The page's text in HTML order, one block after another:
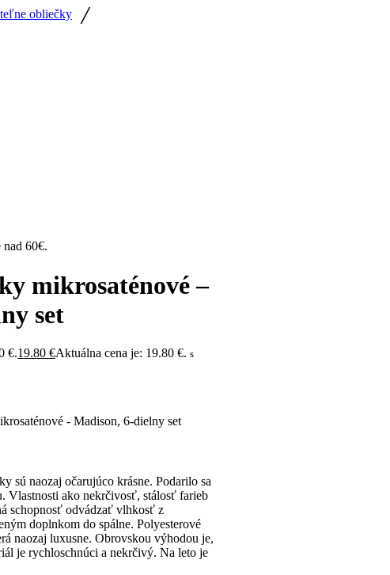
obliečky /
60€.
mikrosaténové –
set
€.19.80 €Aktuálna cena je: 19.80 €. s
- Madison, 6-dielny set
sú naozaj očarujúco krásne. Podarilo sa
Vlastnosti ako nekrčivosť, stálosť farieb
schopnosť odvádzať vlhkosť z
doplnkom do spálne. Polyesterové
naozaj luxusne. Obrovskou výhodou je,
je rychloschnúci a nekrčivý. Na leto je